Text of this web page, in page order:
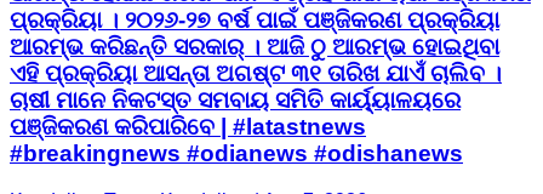
ପ୍ରକ୍ରିୟା । ୨୦୨୬-୨୭ ବର୍ଷ ପାଇଁ ପଞ୍ଜିକରଣ ପ୍ରକ୍ରିୟା
ଆରମ୍ଭ କରିଛନ୍ତି ସରକାର୍ । ଆଜି ଠୁ ଆରମ୍ଭ ହୋଇଥିବା
ଏହି ପ୍ରକ୍ରିୟା ଆସନ୍ତା ଅଗଷ୍ଟ ୩୧ ତାରିଖ ଯାଏଁ ଚାଲିବ ।
ଚାଷୀ ମାନେ ନିକଟସ୍ତ ସମବାୟ ସମିତି କାର୍ୟ୍ୟାଳୟରେ
ପଞ୍ଜିକରଣ କରିପାରିବେ | #latastnews
#breakingnews #odianews #odishanews